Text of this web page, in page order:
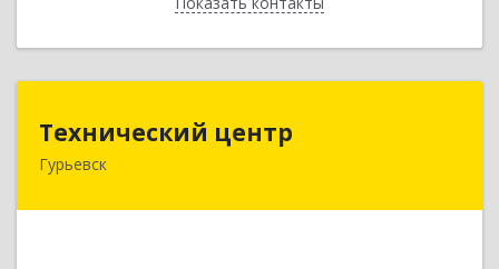
Технический центр
Гурьевск